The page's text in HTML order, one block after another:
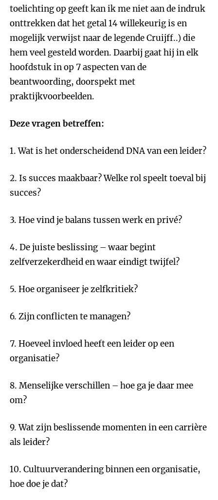
toelichting op geeft kan ik me niet aan de indruk
onttrekken dat het getal 14 willekeurig is en
mogelijk verwijst naar de legende Cruijff..) die
hem veel gesteld worden. Daarbij gaat hij in elk
hoofdstuk in op 7 aspecten van de
beantwoording, doorspekt met
praktijkvoorbeelden.
Deze vragen betreffen:
1. Wat is het onderscheidend DNA van een leider?
2. Is succes maakbaar? Welke rol speelt toeval bij
succes?
3. Hoe vind je balans tussen werk en privé?
4. De juiste beslissing – waar begint
zelfverzekerdheid en waar eindigt twijfel?
5. Hoe organiseer je zelfkritiek?
6. Zijn conflicten te managen?
7. Hoeveel invloed heeft een leider op een
organisatie?
8. Menselijke verschillen – hoe ga je daar mee
om?
9. Wat zijn beslissende momenten in een carrière
als leider?
10. Cultuurverandering binnen een organisatie,
hoe doe je dat?